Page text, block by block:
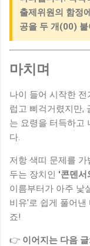
출제위원의 함정
공을 두 개(00)
마치며
나이 들어 시작한
럽고 삐걱거렸지만,
는 요령을 터득하고
다.
저항 색띠 문제를
두는 장치인 '콘덴서
이름부터가 아주 낯
비유'로 쉽게 풀어낸
죠!
👉 이어지는 다음 글: